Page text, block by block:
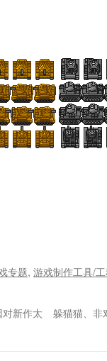
专题, 游戏制作工具/
新作太
躲猫猫、